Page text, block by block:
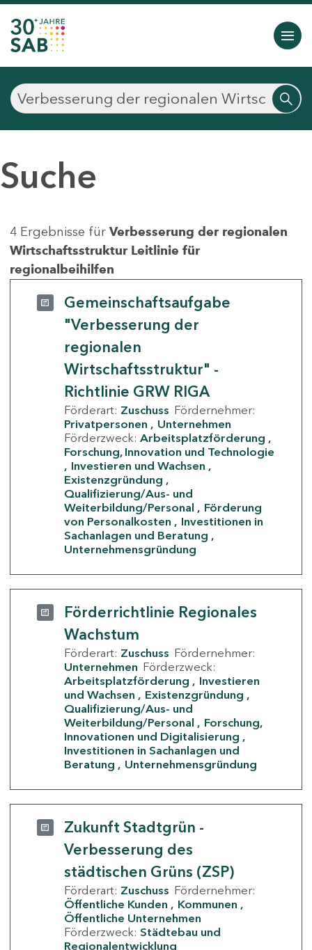
Suche
4 Ergebnisse für Verbesserung der regionalen
Wirtschaftsstruktur Leitlinie für
regionalbeihilfen
Gemeinschaftsaufgabe
"Verbesserung der
regionalen
Wirtschaftsstruktur" -
Richtlinie GRW RIGA
Förderart: Zuschuss Fördernehmer:
Privatpersonen
Unternehmen
Förderzweck: Arbeitsplatzförderung
Forschung, Innovation und Technologie
Investieren und Wachsen
Existenzgründung
Qualifizierung/Aus- und
Weiterbildung/Personal
Förderung
von Personalkosten
Investitionen in
Sachanlagen und Beratung
Unternehmensgründung
Förderrichtlinie Regionales
Wachstum
Förderart: Zuschuss Fördernehmer:
Unternehmen Förderzweck:
Arbeitsplatzförderung
Investieren
und Wachsen
Existenzgründung
Qualifizierung/Aus- und
Weiterbildung/Personal
Forschung,
Innovationen und Digitalisierung
Investitionen in Sachanlagen und
Beratung
Unternehmensgründung
Zukunft Stadtgrün -
Verbesserung des
städtischen Grüns (ZSP)
Förderart: Zuschuss Fördernehmer:
Öffentliche Kunden
Kommunen
Öffentliche Unternehmen
Förderzweck: Städtebau und
Regionalentwicklung